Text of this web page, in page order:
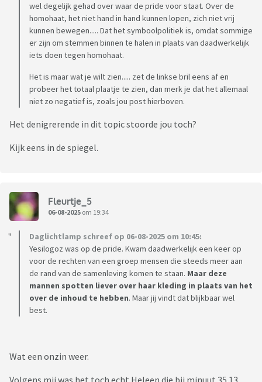
wel degelijk gehad over waar de pride voor staat. Over de
homohaat, het niet hand in hand kunnen lopen, zich niet vrij
kunnen bewegen..... Dat het symboolpolitiek is, omdat sommige
er zijn om stemmen binnen te halen in plaats van daadwerkelijk
iets doen tegen homohaat.
Het is maar wat je wilt zien..... zet de linkse bril eens af en
probeer het totaal plaatje te zien, dan merk je dat het allemaal
niet zo negatief is, zoals jou post hierboven.
Het denigrerende in dit topic stoorde jou toch?
Kijk eens in de spiegel.
Fleurtje_5
06-08-2025 om 19:34
Daglichtlamp schreef op 06-08-2025 om 10:45:
Yesilogoz was op de pride. Kwam daadwerkelijk een keer op
voor de rechten van een groep mensen die steeds meer aan
de rand van de samenleving komen te staan. Maar deze
mannen spotten liever over haar kleding in plaats van het
over de inhoud te hebben. Maar jij vindt dat blijkbaar wel
best.
Wat een onzin weer.